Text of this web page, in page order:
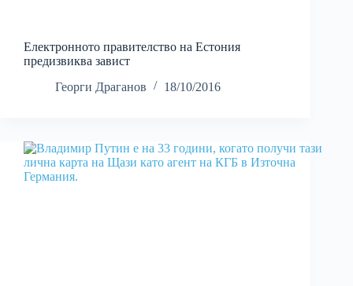
Електронното правителство на Естония
предизвиква завист
Георги Драганов
18/10/2016